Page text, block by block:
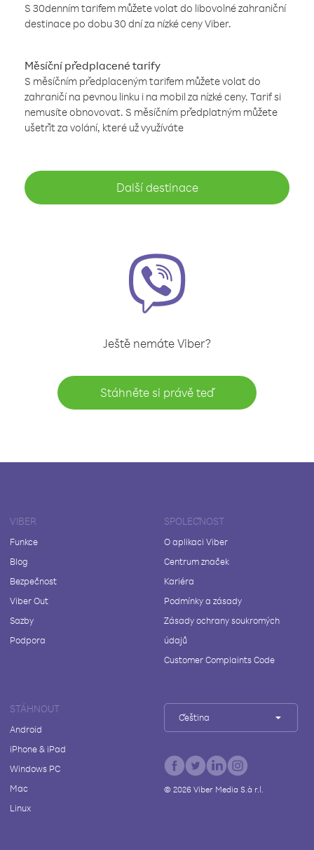
S 30denním tarifem můžete volat do libovolné zahraniční
destinace po dobu 30 dní za nízké ceny Viber.
Měsíční předplacené tarify
S měsíčním předplaceným tarifem můžete volat do
zahraničí na pevnou linku i na mobil za nízké ceny. Tarif si
nemusíte obnovovat. S měsíčním předplatným můžete
ušetřit za volání, které už využíváte
Další destinace
Ještě nemáte Viber?
Stáhněte si právě teď
VIBER
Funkce
Blog
Bezpečnost
Viber Out
Sazby
Podpora
SPOLEČNOST
O aplikaci Viber
Centrum značek
Kariéra
Podmínky a zásady
Zásady ochrany soukromých
údajů
Customer Complaints Code
STÁHNOUT
Android
iPhone & iPad
Windows PC
Mac
Linux
Čeština
© 2026Viber Media S.à r.l.